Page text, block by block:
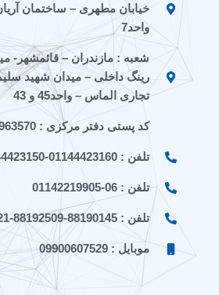
a
m
m
p
a
r
t
خیابان مطهری – ساختمان
واحد7
شعبه : مازندران – قائمشهر-
رینگ داخلی – میدان شهید
تجاری الماس – واحد45 و 43
کد پستی دفتر مرکزی : 4714963570
تلفن : 01144423160-01144423150
تلفن : 06-01142219905
تلفن : 88190145-88192509-021
موبایل : 09900607529